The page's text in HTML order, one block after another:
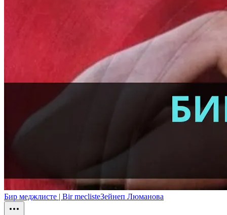
Бир меджлисте | Bir meclisteЗейнеп Люманова